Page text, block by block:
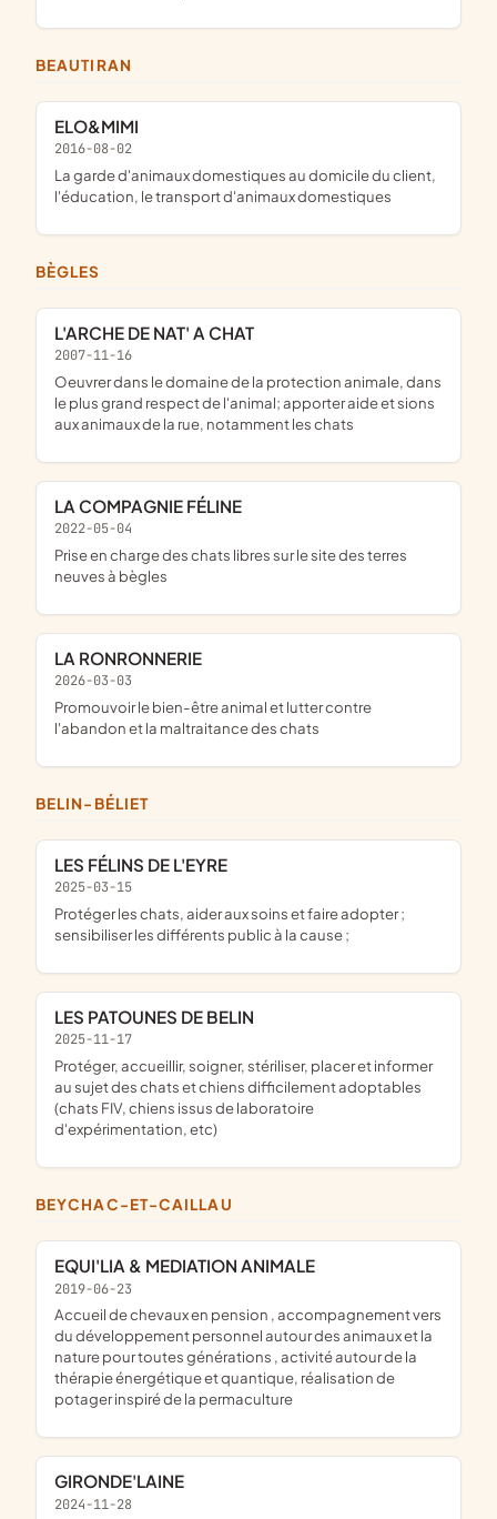
BEAUTIRAN
ELO&MIMI
2016-08-02
la garde d'animaux domestiques au domicile du client,
l'éducation, le transport d'animaux domestiques
BÈGLES
L'ARCHE DE NAT' A CHAT
2007-11-16
oeuvrer dans le domaine de la protection animale, dans
le plus grand respect de l'animal; apporter aide et sions
aux animaux de la rue, notamment les chats
LA COMPAGNIE FÉLINE
2022-05-04
prise en charge des chats libres sur le site des terres
neuves à bègles
LA RONRONNERIE
2026-03-03
promouvoir le bien-être animal et lutter contre
l'abandon et la maltraitance des chats
BELIN-BÉLIET
LES FÉLINS DE L'EYRE
2025-03-15
protéger les chats, aider aux soins et faire adopter ;
sensibiliser les différents public à la cause ;
LES PATOUNES DE BELIN
2025-11-17
protéger, accueillir, soigner, stériliser, placer et informer
au sujet des chats et chiens difficilement adoptables
(chats FIV, chiens issus de laboratoire
d'expérimentation, etc)
BEYCHAC-ET-CAILLAU
EQUI'LIA & MEDIATION ANIMALE
2019-06-23
accueil de chevaux en pension , accompagnement vers
du développement personnel autour des animaux et la
nature pour toutes générations , activité autour de la
thérapie énergétique et quantique, réalisation de
potager inspiré de la permaculture
GIRONDE'LAINE
2024-11-28